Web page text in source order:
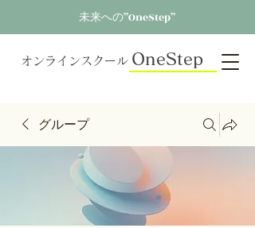
未来への”OneStep”
オンラインスクール OneStep
グループ